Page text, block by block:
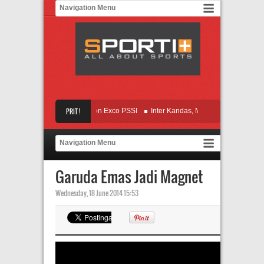
PRIT !
10, KBP Loloskan 7 Balon Exco PSSI Inter Kandas, Mancini Siap Terima
IFSL, Electric Hadirkan 2 Thailand Mbamba 2 Gol, Persebaya Gulung
Garuda Emas Jadi Magnet
Wednesday, 18 June 2014 15:53